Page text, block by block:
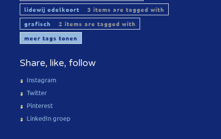
lidewij edelkoort
3 items are tagged with
grafisch
2 items are tagged with
meer tags tonen
Share, like, follow
Instagram
Twitter
Pinterest
LinkedIn groep